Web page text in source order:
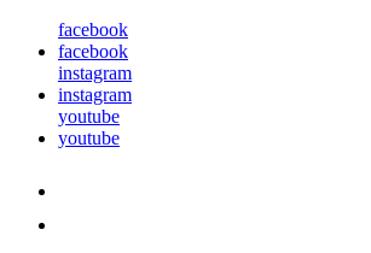
facebook
facebook
instagram
instagram
youtube
youtube